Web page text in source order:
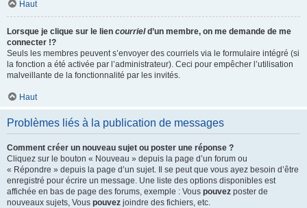
Haut
Lorsque je clique sur le lien courrield’un membre, on me demande de me
connecter !?
Seuls les membres peuvent s’envoyer des courriels via le formulaire intégré (si
la fonction a été activée par l’administrateur). Ceci pour empêcher l’utilisation
malveillante de la fonctionnalité par les invités.
Haut
Problèmes liés à la publication de messages
Comment créer un nouveau sujet ou poster une réponse ?
Cliquez sur le bouton « Nouveau » depuis la page d’un forum ou
« Répondre » depuis la page d’un sujet. Il se peut que vous ayez besoin d’être
enregistré pour écrire un message. Une liste des options disponibles est
affichée en bas de page des forums, exemple : Vous pouvez poster de
nouveaux sujets, Vous pouvez joindre des fichiers, etc.